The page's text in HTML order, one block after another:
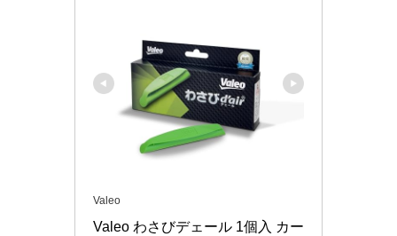
Valeo
Valeo わさびデェール 1個入 カー